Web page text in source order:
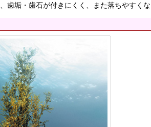
歯垢・歯石が付きにくく、また落ちやすく